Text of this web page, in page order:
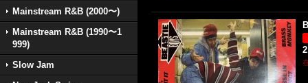
Mainstream R&B (2000〜)
Mainstream R&B (1990〜1
999)
Slow Jam